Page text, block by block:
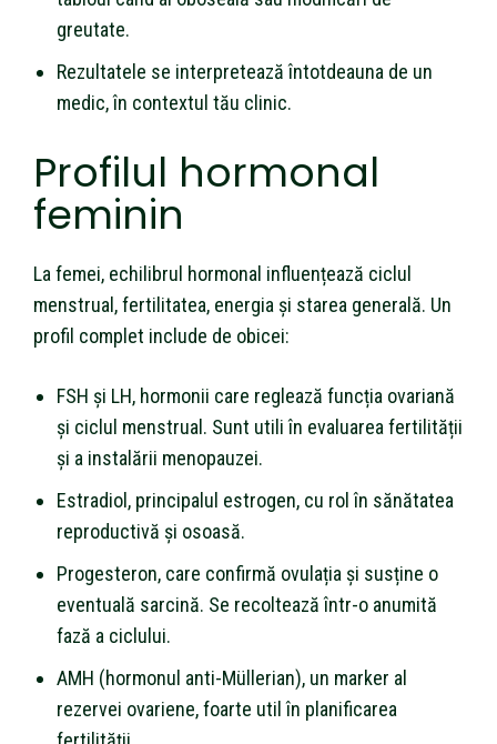
greutate.
Rezultatele se interpretează întotdeauna de un
medic, în contextul tău clinic.
Profilul hormonal
feminin
La femei, echilibrul hormonal influențează ciclul
menstrual, fertilitatea, energia și starea generală. Un
profil complet include de obicei:
FSH și LH, hormonii care reglează funcția ovariană
și ciclul menstrual. Sunt utili în evaluarea fertilității
și a instalării menopauzei.
Estradiol, principalul estrogen, cu rol în sănătatea
reproductivă și osoasă.
Progesteron, care confirmă ovulația și susține o
eventuală sarcină. Se recoltează într-o anumită
fază a ciclului.
AMH (hormonul anti-Müllerian), un marker al
rezervei ovariene, foarte util în planificarea